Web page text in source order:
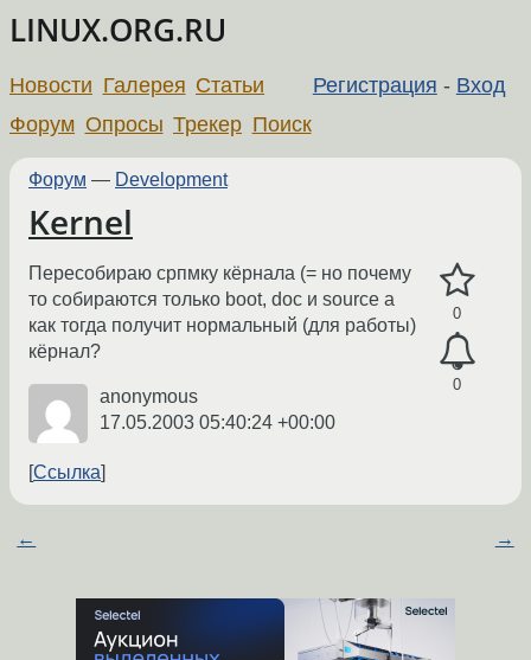
LINUX.ORG.RU
Регистрация - Вход
Новости Галерея Статьи
Форум Опросы Трекер Поиск
Форум — Development
Kernel
0
0
Пересобираю српмку кёрнала (= но почему
то собираются только boot, doc и source а
как тогда получит нормальный (для работы)
кёрнал?
anonymous
17.05.2003 05:40:24 +00:00
Ссылка
← →